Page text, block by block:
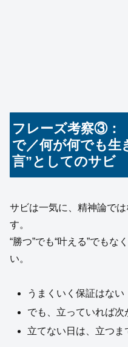
フレーズ考察③：
で／何が何でも生
言”としてのサビ
サビは一気に、精神論では
す。
“勝つ”でも“叶える”でもな
い。
うまくいく保証はない
でも、立っていれば次
立てない日は、立つ